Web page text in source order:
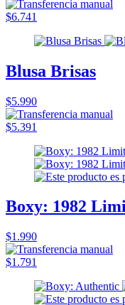
$6.741
Blusa Brisas
$5.990
$5.391
Boxy: 1982
$1.990
$1.791